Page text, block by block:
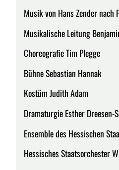
Musik von Hans Zender nach
Musikalische Leitung
Choreografie Tim Plegge
Bühne Sebastian Hannak
Kostüm Judith Adam
Dramaturgie Esther Dreesen-
Ensemble des Hessischen
Hessisches Staatsorchester